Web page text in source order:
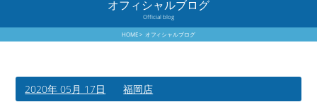
保証について
買取査定のご案内
オフィシャルブログ
Official blog
HOME オフィシャルブログ
2020年 05月 17日 福岡店